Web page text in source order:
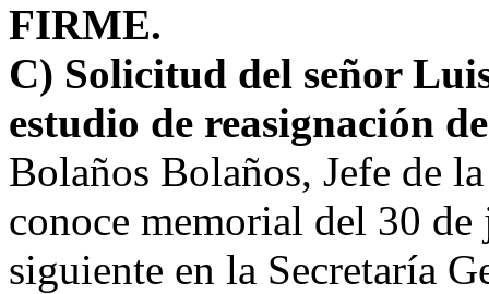
FIRME.
C) Solicitud del señor
estudio de reasignación
Bolaños Bolaños, Jefe de
conoce memorial del 30
siguiente en la Secretaría